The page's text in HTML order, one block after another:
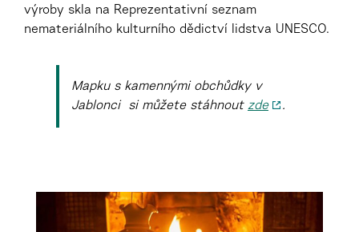
výroby skla na Reprezentativní seznam
nemateriálního kulturního dědictví lidstva UNESCO.
Mapku s kamennými obchůdky v
Jablonci si můžete stáhnout zde .